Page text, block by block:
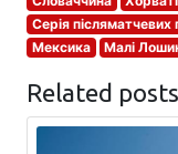
Серія післяматчевих
Мексика
Малі
Related posts